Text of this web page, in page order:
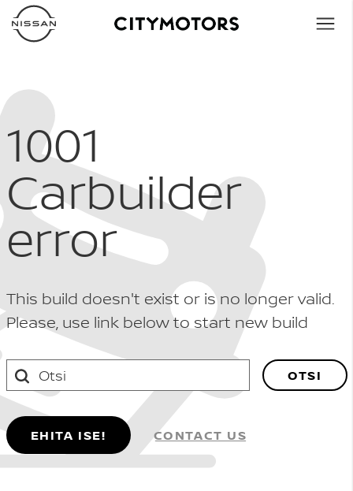
1001
Carbuilder
error
This build doesn't exist or is no longer valid.
Please, use link below to start new build
OTSI
EHITA ISE! CONTACT US